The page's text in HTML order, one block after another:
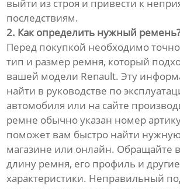
выйти из строя и привести к
последствиям.
2. Как определить нужный
Перед покупкой необходимо
тип и размер ремня, который
вашей модели Renault. Эту
найти в руководстве по
автомобиля или на сайте
ремне обычно указан номер
поможет вам быстро найти
магазине или онлайн. Обращайте
длину ремня, его профиль и
характеристики. Неправильный